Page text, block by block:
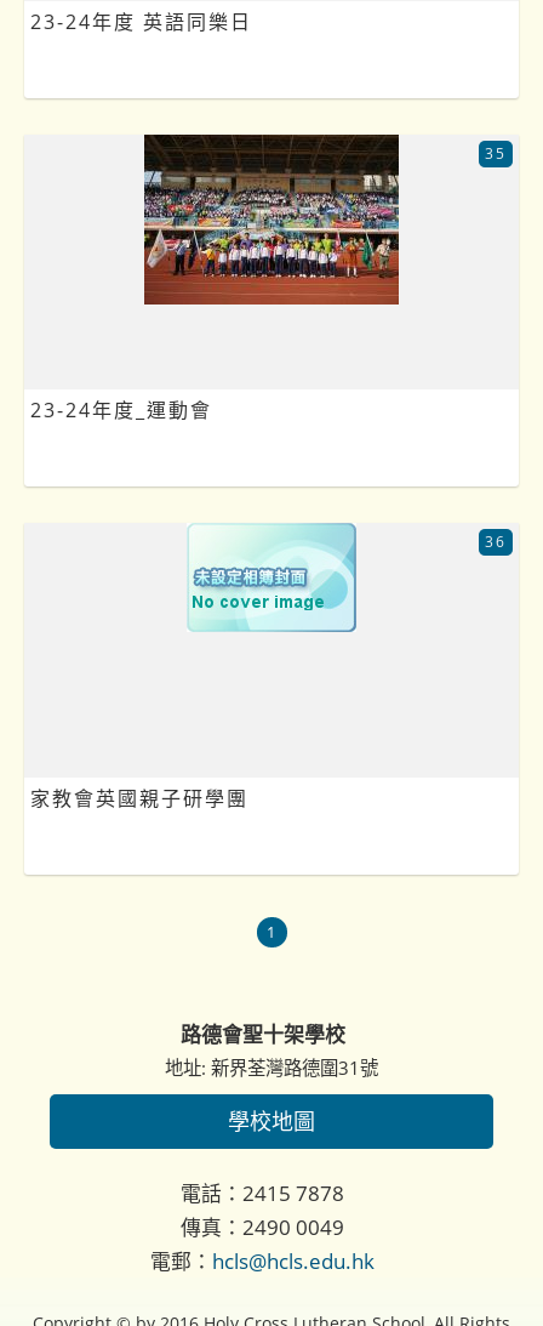
23-24年度 英語同樂日
23-24年度_運動會
35
家教會英國親子研學團
36
1
路德會聖十架學校
地址: 新界荃灣路德圍31號
學校地圖
電話：2415 7878
傳真：2490 0049
電郵： hcls@hcls.edu.hk